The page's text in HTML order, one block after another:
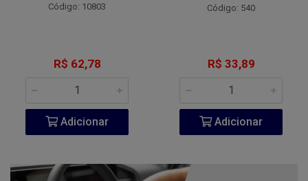
Código: 10803
R$ 62,78
Adicionar
Código: 540
R$ 33,89
Adicionar